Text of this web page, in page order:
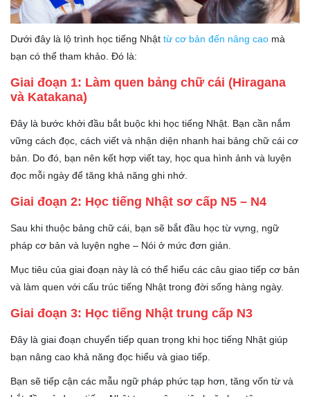
Dưới đây là lộ trình học tiếng Nhật từ cơ bản đến nâng cao mà
bạn có thể tham khảo. Đó là:
Giai đoạn 1: Làm quen bảng chữ cái (Hiragana
và Katakana)
Đây là bước khởi đầu bắt buộc khi học tiếng Nhật. Bạn cần nắm
vững cách đọc, cách viết và nhận diện nhanh hai bảng chữ cái cơ
bản. Do đó, bạn nên kết hợp viết tay, học qua hình ảnh và luyện
đọc mỗi ngày để tăng khả năng ghi nhớ.
Giai đoạn 2: Học tiếng Nhật sơ cấp N5 – N4
Sau khi thuộc bảng chữ cái, bạn sẽ bắt đầu học từ vựng, ngữ
pháp cơ bản và luyện nghe – Nói ở mức đơn giản.
Mục tiêu của giai đoạn này là có thể hiểu các câu giao tiếp cơ bản
và làm quen với cấu trúc tiếng Nhật trong đời sống hàng ngày.
Giai đoạn 3: Học tiếng Nhật trung cấp N3
Đây là giai đoạn chuyển tiếp quan trọng khi học tiếng Nhật giúp
bạn nâng cao khả năng đọc hiểu và giao tiếp.
Bạn sẽ tiếp cận các mẫu ngữ pháp phức tạp hơn, tăng vốn từ và